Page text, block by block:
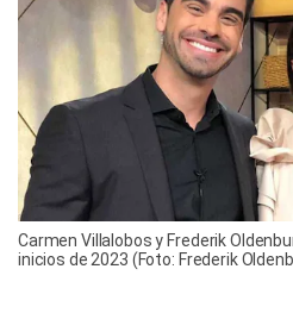
Carmen Villalobos y Frederik
inicios de 2023 (Foto: Frederik